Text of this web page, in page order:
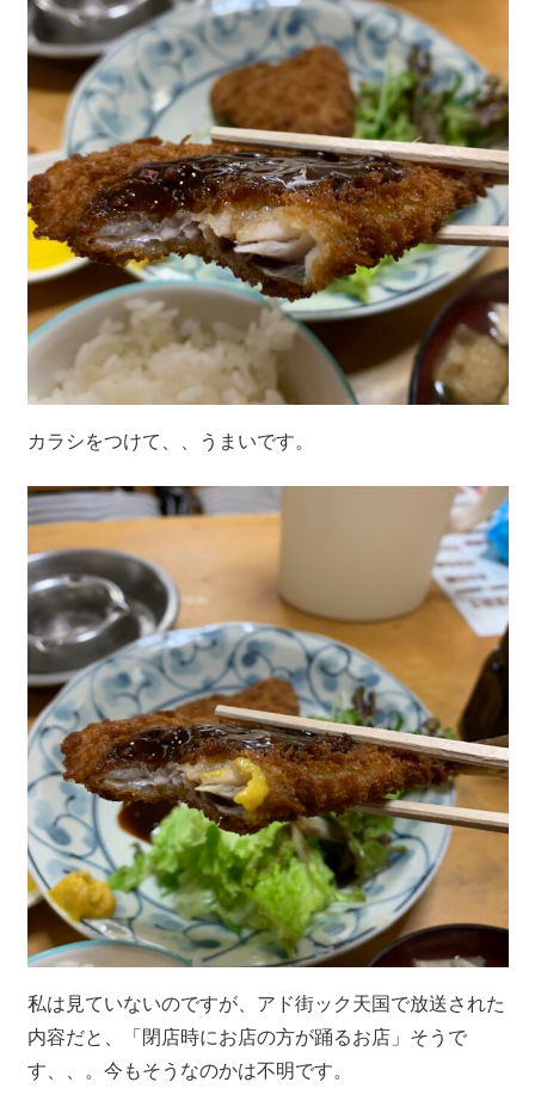
カラシをつけて、、うまいです。
私は見ていないのですが、アド街ック天国で放送された
内容だと、「閉店時にお店の方が踊るお店」そうで
す、、。今もそうなのかは不明です。